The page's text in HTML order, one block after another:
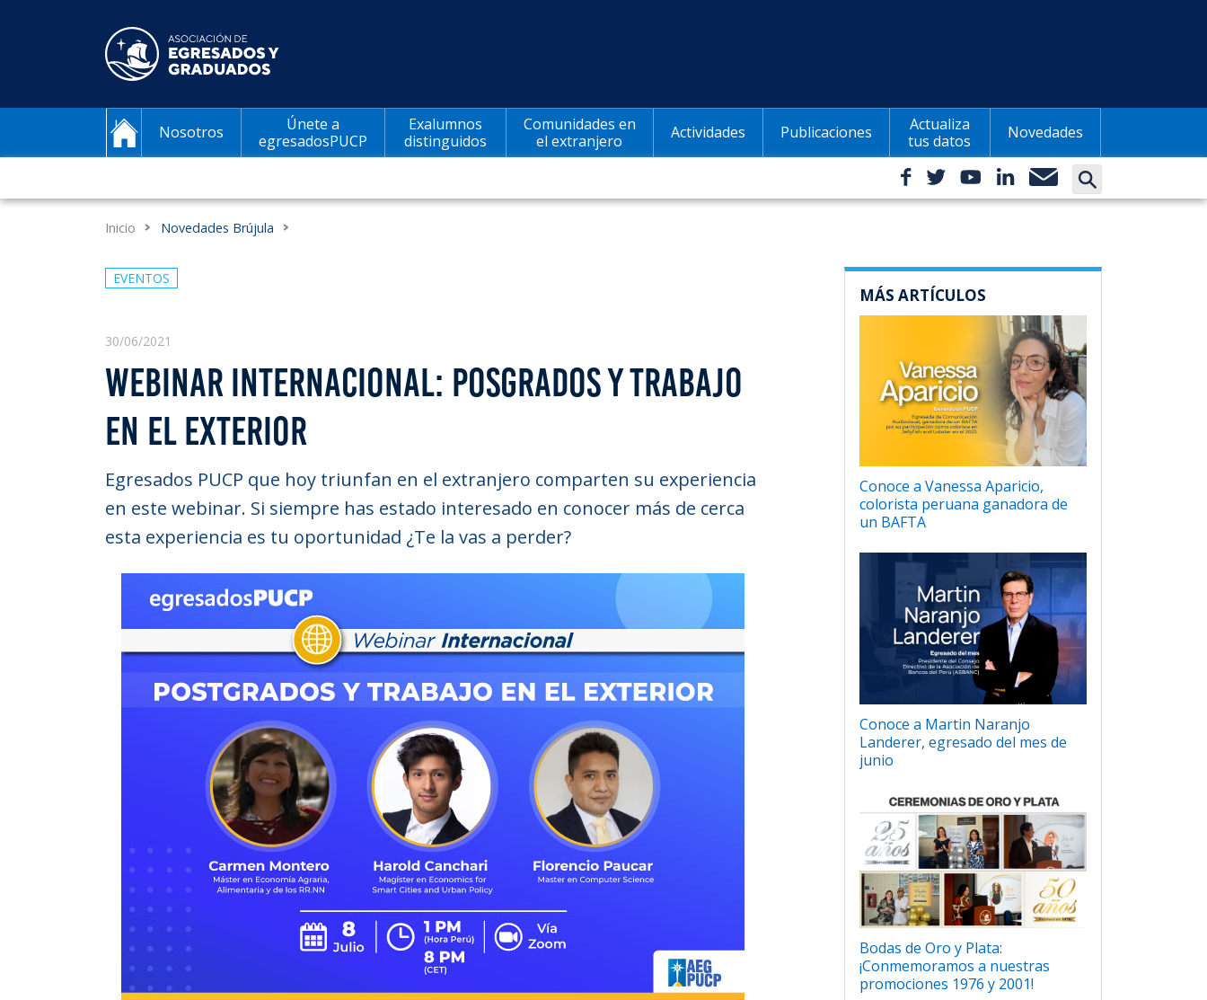
Nosotros
Únete a
egresadosPUCP
Exalumnos
distinguidos
Comunidades en
el extranjero
Actividades Publicaciones
Actualiza
tus datos
Novedades
Inicio Novedades Brújula
EVENTOS
30/06/2021
WEBINAR INTERNACIONAL: POSGRADOS Y TRABAJO
EN EL EXTERIOR
Egresados PUCP que hoy triunfan en el extranjero comparten su experiencia
en este webinar. Si siempre has estado interesado en conocer más de cerca
esta experiencia es tu oportunidad ¿Te la vas a perder?
MÁS ARTÍCULOS
Conoce a Vanessa Aparicio,
colorista peruana ganadora de
un BAFTA
Conoce a Martin Naranjo
Landerer, egresado del mes de
junio
Bodas de Oro y Plata:
¡Conmemoramos a nuestras
promociones 1976 y 2001!